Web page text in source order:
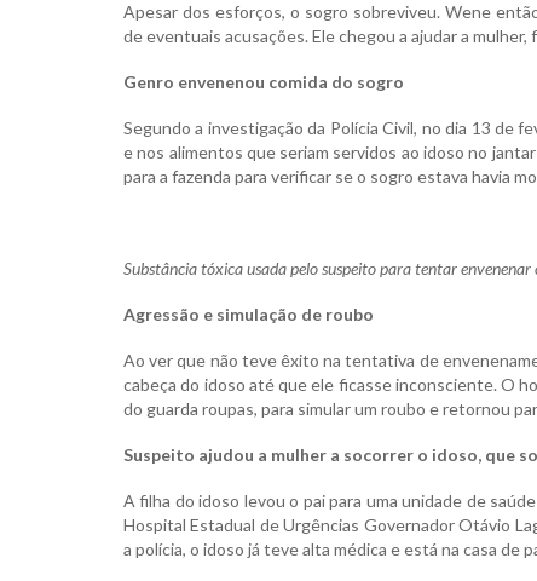
Apesar dos esforços, o sogro sobreviveu. Wene
de eventuais acusações. Ele chegou a ajudar a mulher,
Genro envenenou comida do sogro
Segundo a investigação da Polícia Civil, no dia 13 de
e nos alimentos que seriam servidos ao idoso no
para a fazenda para verificar se o sogro estava havia
Substância tóxica usada pelo suspeito para tentar
Agressão e simulação de roubo
Ao ver que não teve êxito na tentativa de
cabeça do idoso até que ele ficasse inconsciente. O
do guarda roupas, para simular um roubo e retornou
Suspeito ajudou a mulher a socorrer o idoso, que
A filha do idoso levou o pai para uma unidade de
Hospital Estadual de Urgências Governador Otávio
a polícia, o idoso já teve alta médica e está na casa de